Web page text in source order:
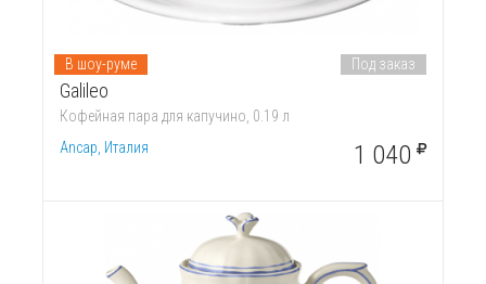
Galileo
Кофейная пара для капучино, 0.19 л
Ancap, Италия
В шоу-руме Под заказ
1 040